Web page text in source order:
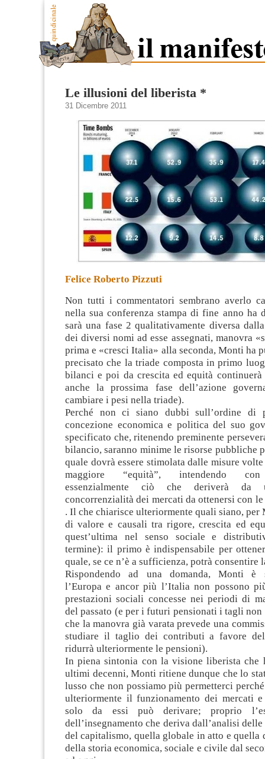
Le illusioni del liberista *
31 Dicembre 2011
Felice Roberto Pizzuti
Non tutti i commentatori sembrano averlo
nella sua conferenza stampa di fine anno ha
sarà una fase 2 qualitativamente diversa
dei diversi nomi ad esse assegnati, manovra
prima e «cresci Italia» alla seconda, Monti ha
precisato che la triade composta in primo
bilanci e poi da crescita ed equità continuerà
anche la prossima fase dell’azione
cambiare i pesi nella triade).
Perché non ci siano dubbi sull’ordine di
concezione economica e politica del suo
specificato che, ritenendo preminente
bilancio, saranno minime le risorse pubbliche
quale dovrà essere stimolata dalle misure
maggiore “equità”, intendendo con
essenzialmente ciò che deriverà da
concorrenzialità dei mercati da ottenersi con
. Il che chiarisce ulteriormente quali siano,
di valore e causali tra rigore, crescita ed
quest’ultima nel senso sociale e
termine): il primo è indispensabile per
quale, se ce n’è a sufficienza, potrà consentire
Rispondendo ad una domanda, Monti è
l’Europa e ancor più l’Italia non possono
prestazioni sociali concesse nei periodi di
del passato (e per i futuri pensionati i tagli
che la manovra già varata prevede una
studiare il taglio dei contributi a favore
ridurrà ulteriormente le pensioni).
In piena sintonia con la visione liberista che
ultimi decenni, Monti ritiene dunque che lo
lusso che non possiamo più permetterci
ulteriormente il funzionamento dei mercati
solo da essi può derivare; proprio
dell’insegnamento che deriva dall’analisi
del capitalismo, quella globale in atto e quella
della storia economica, sociale e civile dal